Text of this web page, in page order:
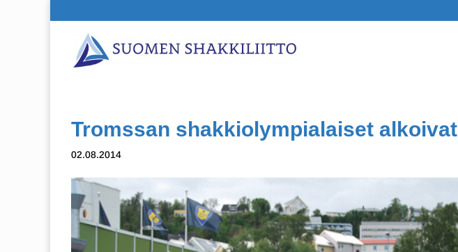
Tromssan shakkiolympialaiset alkoivat
02.08.2014